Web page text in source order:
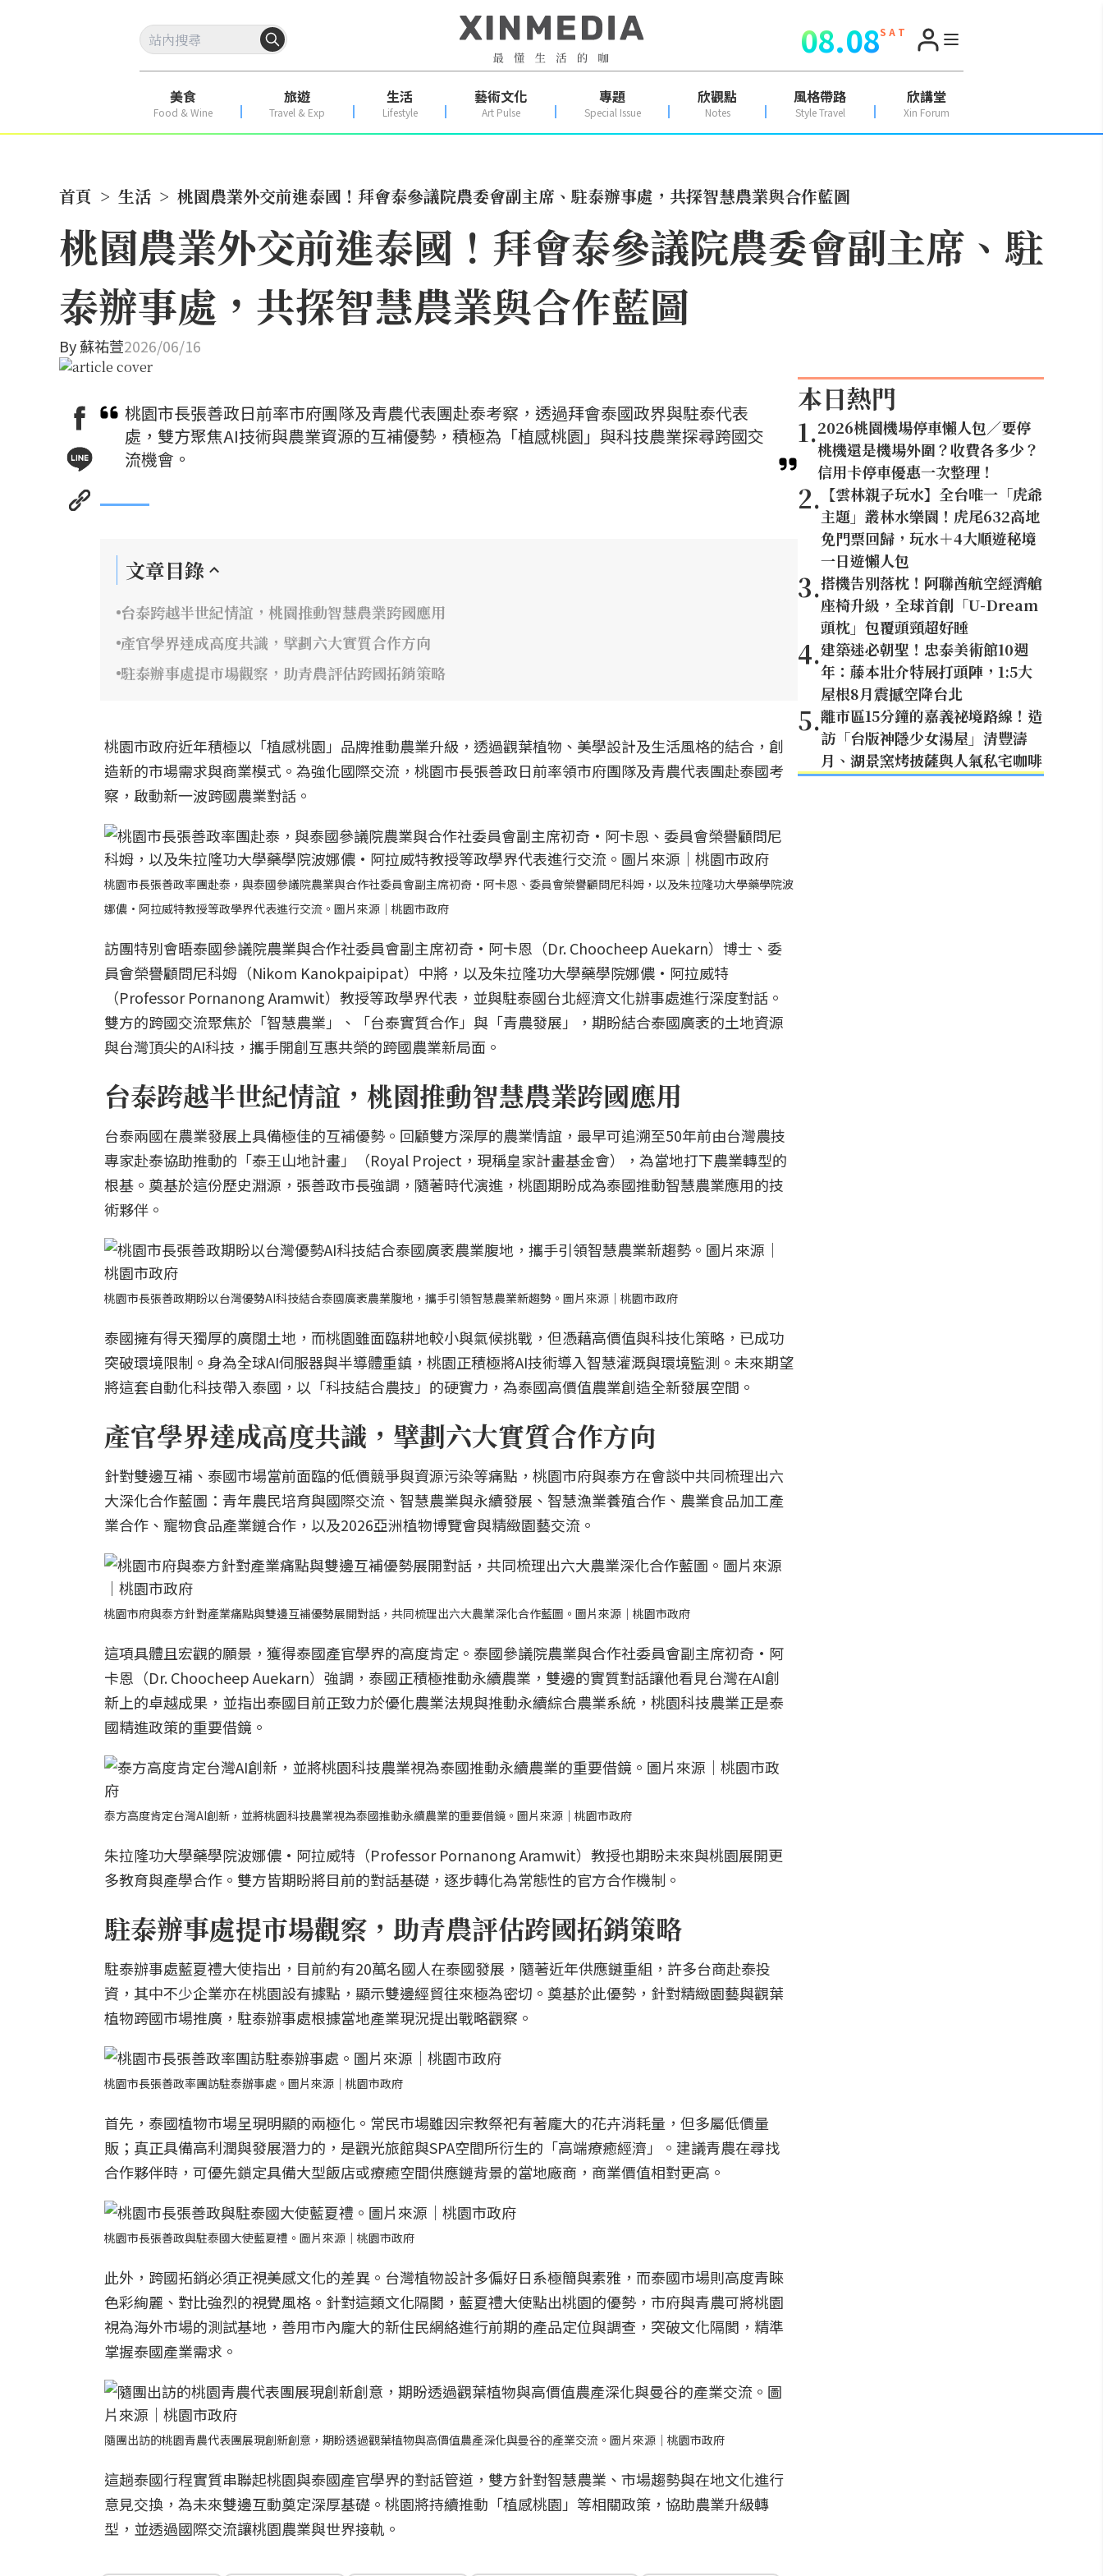
08.08S A T
美食
Food & Wine
旅遊
Travel & Exp
生活
Lifestyle
藝術文化
Art Pulse
專題
Special Issue
欣觀點
Notes
風格帶路
Style Travel
欣講堂
Xin Forum
首頁 > 生活 > 桃園農業外交前進泰國！拜會泰參議院農委會副主席、駐泰辦事處，共探智慧農業與合作藍圖
桃園農業外交前進泰國！拜會泰參議院農委會副主席、駐
泰辦事處，共探智慧農業與合作藍圖
By蘇祐萱2026/06/16
桃園市長張善政日前率市府團隊及青農代表團赴泰考察，透過拜會泰國政界與駐泰代表
處，雙方聚焦AI技術與農業資源的互補優勢，積極為「植感桃園」與科技農業探尋跨國交
流機會。
文章目錄
台泰跨越半世紀情誼，桃園推動智慧農業跨國應用
產官學界達成高度共識，擘劃六大實質合作方向
駐泰辦事處提市場觀察，助青農評估跨國拓銷策略
桃園市政府近年積極以「植感桃園」品牌推動農業升級，透過觀葉植物、美學設計及生活風格的結合，創
造新的市場需求與商業模式。為強化國際交流，桃園市長張善政日前率領市府團隊及青農代表團赴泰國考
察，啟動新一波跨國農業對話。
桃園市長張善政率團赴泰，與泰國參議院農業與合作社委員會副主席初奇·阿卡恩、委員會榮譽顧問尼科姆，以及朱拉隆功大學藥學院波
娜儂·阿拉威特教授等政學界代表進行交流。圖片來源｜桃園市政府
訪團特別會晤泰國參議院農業與合作社委員會副主席初奇·阿卡恩（Dr. Choocheep Auekarn）博士、委
員會榮譽顧問尼科姆（Nikom Kanokpaipipat）中將，以及朱拉隆功大學藥學院娜儂·阿拉威特
（Professor Pornanong Aramwit）教授等政學界代表，並與駐泰國台北經濟文化辦事處進行深度對話。
雙方的跨國交流聚焦於「智慧農業」、「台泰實質合作」與「青農發展」，期盼結合泰國廣袤的土地資源
與台灣頂尖的AI科技，攜手開創互惠共榮的跨國農業新局面。
台泰跨越半世紀情誼，桃園推動智慧農業跨國應用
台泰兩國在農業發展上具備極佳的互補優勢。回顧雙方深厚的農業情誼，最早可追溯至50年前由台灣農技
專家赴泰協助推動的「泰王山地計畫」（Royal Project，現稱皇家計畫基金會），為當地打下農業轉型的
根基。奠基於這份歷史淵源，張善政市長強調，隨著時代演進，桃園期盼成為泰國推動智慧農業應用的技
術夥伴。
桃園市長張善政期盼以台灣優勢AI科技結合泰國廣袤農業腹地，攜手引領智慧農業新趨勢。圖片來源｜桃園市政府
泰國擁有得天獨厚的廣闊土地，而桃園雖面臨耕地較小與氣候挑戰，但憑藉高價值與科技化策略，已成功
突破環境限制。身為全球AI伺服器與半導體重鎮，桃園正積極將AI技術導入智慧灌溉與環境監測。未來期望
將這套自動化科技帶入泰國，以「科技結合農技」的硬實力，為泰國高價值農業創造全新發展空間。
產官學界達成高度共識，擘劃六大實質合作方向
針對雙邊互補、泰國市場當前面臨的低價競爭與資源污染等痛點，桃園市府與泰方在會談中共同梳理出六
大深化合作藍圖：青年農民培育與國際交流、智慧農業與永續發展、智慧漁業養殖合作、農業食品加工產
業合作、寵物食品產業鏈合作，以及2026亞洲植物博覽會與精緻園藝交流。
桃園市府與泰方針對產業痛點與雙邊互補優勢展開對話，共同梳理出六大農業深化合作藍圖。圖片來源｜桃園市政府
這項具體且宏觀的願景，獲得泰國產官學界的高度肯定。泰國參議院農業與合作社委員會副主席初奇·阿
卡恩（Dr. Choocheep Auekarn）強調，泰國正積極推動永續農業，雙邊的實質對話讓他看見台灣在AI創
新上的卓越成果，並指出泰國目前正致力於優化農業法規與推動永續綜合農業系統，桃園科技農業正是泰
國精進政策的重要借鏡。
泰方高度肯定台灣AI創新，並將桃園科技農業視為泰國推動永續農業的重要借鏡。圖片來源｜桃園市政府
朱拉隆功大學藥學院波娜儂·阿拉威特（Professor Pornanong Aramwit）教授也期盼未來與桃園展開更
多教育與產學合作。雙方皆期盼將目前的對話基礎，逐步轉化為常態性的官方合作機制。
駐泰辦事處提市場觀察，助青農評估跨國拓銷策略
駐泰辦事處藍夏禮大使指出，目前約有20萬名國人在泰國發展，隨著近年供應鏈重組，許多台商赴泰投
資，其中不少企業亦在桃園設有據點，顯示雙邊經貿往來極為密切。奠基於此優勢，針對精緻園藝與觀葉
植物跨國市場推廣，駐泰辦事處根據當地產業現況提出戰略觀察。
桃園市長張善政率團訪駐泰辦事處。圖片來源｜桃園市政府
首先，泰國植物市場呈現明顯的兩極化。常民市場雖因宗教祭祀有著龐大的花卉消耗量，但多屬低價量
販；真正具備高利潤與發展潛力的，是觀光旅館與SPA空間所衍生的「高端療癒經濟」。建議青農在尋找
合作夥伴時，可優先鎖定具備大型飯店或療癒空間供應鏈背景的當地廠商，商業價值相對更高。
桃園市長張善政與駐泰國大使藍夏禮。圖片來源｜桃園市政府
此外，跨國拓銷必須正視美感文化的差異。台灣植物設計多偏好日系極簡與素雅，而泰國市場則高度青睞
色彩絢麗、對比強烈的視覺風格。針對這類文化隔閡，藍夏禮大使點出桃園的優勢，市府與青農可將桃園
視為海外市場的測試基地，善用市內龐大的新住民網絡進行前期的產品定位與調查，突破文化隔閡，精準
掌握泰國產業需求。
隨團出訪的桃園青農代表團展現創新創意，期盼透過觀葉植物與高價值農產深化與曼谷的產業交流。圖片來源｜桃園市政府
這趟泰國行程實質串聯起桃園與泰國產官學界的對話管道，雙方針對智慧農業、市場趨勢與在地文化進行
意見交換，為未來雙邊互動奠定深厚基礎。桃園將持續推動「植感桃園」等相關政策，協助農業升級轉
型，並透過國際交流讓桃園農業與世界接軌。
本日熱門
1.2026桃園機場停車懶人包／要停
桃機還是機場外圍？收費各多少？
信用卡停車優惠一次整理！
2. 【雲林親子玩水】全台唯一「虎爺
主題」叢林水樂園！虎尾632高地
免門票回歸，玩水＋4大順遊秘境
一日遊懶人包
3.搭機告別落枕！阿聯酋航空經濟艙
座椅升級，全球首創「U-Dream
頭枕」包覆頭頸超好睡
4.建築迷必朝聖！忠泰美術館10週
年：藤本壯介特展打頭陣，1:5大
屋根8月震撼空降台北
5.離市區15分鐘的嘉義祕境路線！造
訪「台版神隱少女湯屋」清豐濤
月、湖景窯烤披薩與人氣私宅咖啡